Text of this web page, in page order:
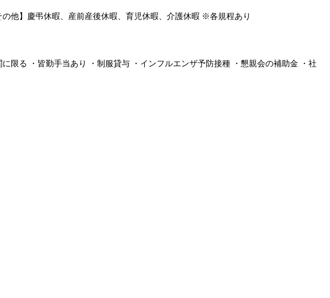
他】慶弔休暇、産前産後休暇、育児休暇、介護休暇 ※各規程あり
限る ・皆勤手当あり ・制服貸与 ・インフルエンザ予防接種 ・懇親会の補助金 ・社